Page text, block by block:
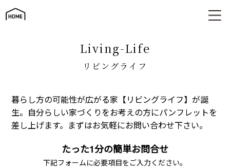
リビングライフ
living-Life
リビングライフ
暮らし方の可能性が広がる家【リビングライフ】が誕
生。自分らしい家づくりをお考えの方にパンフレットを
差し上げます。まずはお気軽にお問い合わせ下さい。
たった1分の簡単お問合せ
下記フォームに必要項目をご入力ください。